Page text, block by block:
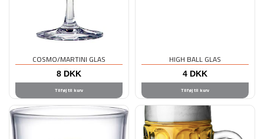
COSMO/MARTINI GLAS
8 DKK
Tilføj til kurv
HIGH BALL GLAS
4 DKK
Tilføj til kurv